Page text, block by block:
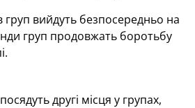
груп вийдуть безпосередньо на
груп продовжать боротьбу
другі місця у групах,